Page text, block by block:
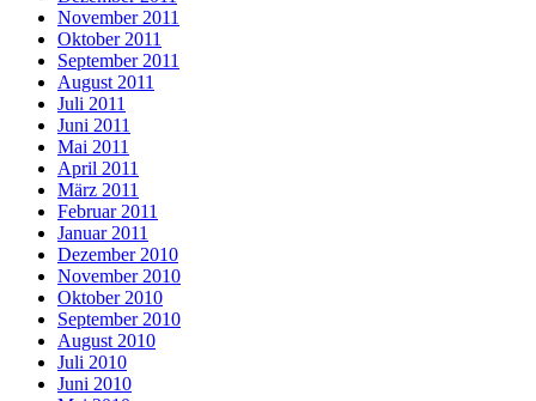
November 2011
Oktober 2011
September 2011
August 2011
Juli 2011
Juni 2011
Mai 2011
April 2011
März 2011
Februar 2011
Januar 2011
Dezember 2010
November 2010
Oktober 2010
September 2010
August 2010
Juli 2010
Juni 2010